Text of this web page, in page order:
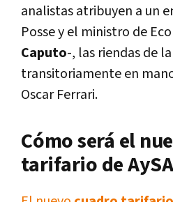
analistas atribuyen a un
Posse y el ministro de
Caputo-, las riendas de
transitoriamente en
Oscar Ferrari.
Cómo será el
tarifario de AySA